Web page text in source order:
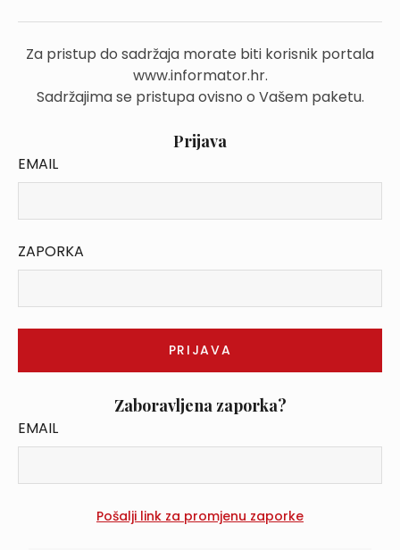
Za pristup do sadržaja morate biti korisnik portala
www.informator.hr.
Sadržajima se pristupa ovisno o Vašem paketu.
Prijava
EMAIL
ZAPORKA
Zaboravljena zaporka?
EMAIL